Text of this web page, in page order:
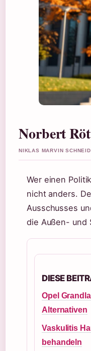
Norbert
NIKLAS MARVIN
Wer einen
nicht anders.
Ausschusses
die Außen- und
DIESE
Opel
Alternativen
Vaskulitis
behandeln